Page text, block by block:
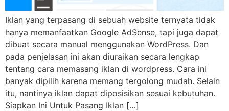
Iklan yang terpasang di sebuah website ternyata tidak
hanya memanfaatkan Google AdSense, tapi juga dapat
dibuat secara manual menggunakan WordPress. Dan
pada penjelasan ini akan diuraikan secara lengkap
tentang cara memasang iklan di wordpress. Cara ini
banyak dipilih karena memang tergolong mudah. Selain
itu, nantinya iklan dapat diposisikan sesuai kebutuhan.
Siapkan Ini Untuk Pasang Iklan […]